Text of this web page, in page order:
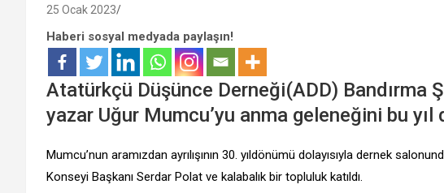
25 Ocak 2023
Haberi sosyal medyada paylaşın!
Atatürkçü Düşünce Derneği(ADD) Bandırma
yazar Uğur Mumcu’yu anma geleneğini bu yıl
Mumcu’nun aramızdan ayrılışının 30. yıldönümü dolayısıyla dernek
Konseyi Başkanı Serdar Polat ve kalabalık bir topluluk katıldı.